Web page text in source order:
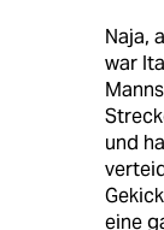
Naja,
war
und
eine